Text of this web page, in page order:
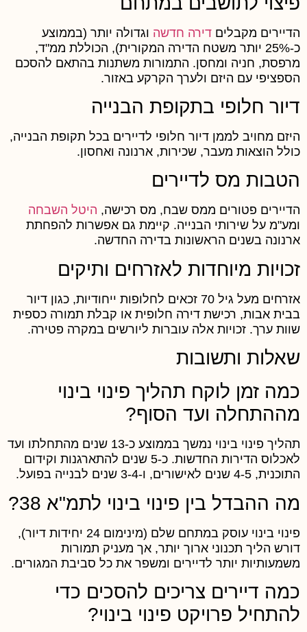
מקבליםדירה חדשהוגדולה יותר (בממוצע
כ-25% יותר משטח הדירה המקורית), הכוללת ממ"ד,
חניה ומחסן. התמורות משתנות בהתאם להסכם
עם היזם ולערך הקרקע באזור.
חלופי בתקופת הבנייה
מחויב לממן דיור חלופי לדיירים בכל תקופת הבנייה,
הוצאות מעבר, שכירות, ארנונה ואחסון.
מס לדיירים
פטורים ממס שבח, מס רכישה,היטל השבחה
על שירותי הבנייה. קיימת גם אפשרות להפחתת
בשנים הראשונות בדירה החדשה.
מיוחדות לאזרחים ותיקים
אזרחים מעל גיל 70 זכאים לחלופות ייחודיות, כגון דיור
אבות, רכישת דירה חלופית או קבלת תמורה כספית
ערך. זכויות אלה עוברות ליורשים במקרה פטירה.
ותשובות
זמן לוקח תהליך פינוי בינוי
ועד הסוף?
תהליך פינוי בינוי נמשך בממוצע כ-13 שנים מהתחלתו ועד
לאכלוס הדירות החדשות. כ-5 שנים להתארגנות וקידום
4-5 שנים לאישורים, ו-3-4 שנים לבנייה בפועל.
ההבדל בין פינוי בינוי לתמ"א 38?
פינוי בינוי עוסק במתחם שלם (מינימום 24 יחידות דיור),
הליך תכנוני ארוך יותר, אך מעניק תמורות
יותר לדיירים ומשפר את כל סביבת המגורים.
דיירים צריכים להסכים כדי
פרויקט פינוי בינוי?